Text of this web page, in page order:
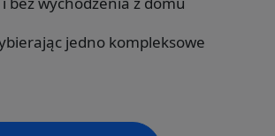
jedno kompleksowe